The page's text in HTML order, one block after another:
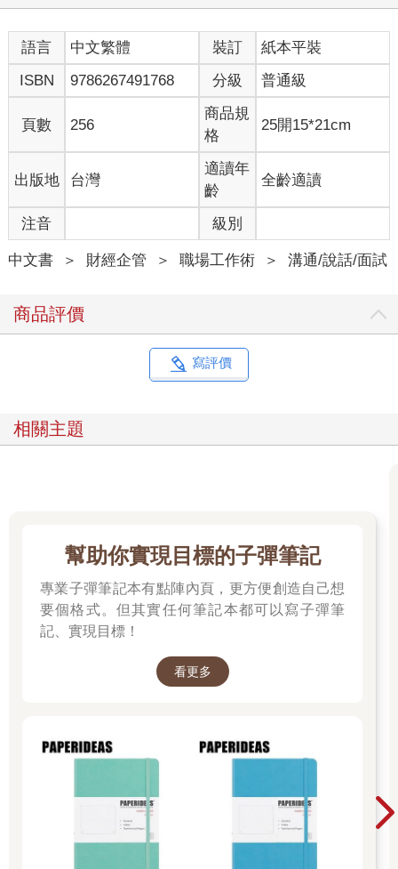
語言 中文繁體 裝訂
紙本平裝
ISBN
9786267491768 分級 普通級
頁數 256
商品規
格
25開15*21cm
出版地 台灣
適讀年
齡
全齡適讀
注音 級別
中文書 ＞ 財經企管 ＞ 職場工作術 ＞ 溝通/說話/面試
商品評價
寫評價
相關主題
幫助你實現目標的子彈筆記
專業子彈筆記本有點陣內頁，更方便創造自己想
要個格式。但其實任何筆記本都可以寫子彈筆
記、實現目標！
看更多